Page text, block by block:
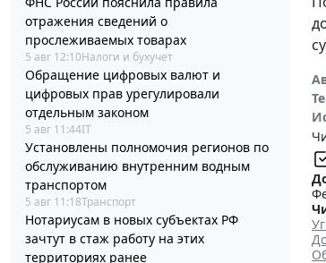
отражения сведений о
прослеживаемых товарах
5 авг 12:10Налоги и бухучет
Обращение цифровых валют и
цифровых прав урегулировали
отдельным законом
5 авг 11:44IT
Установлены полномочия регионов по
обслуживанию внутренним водным
транспортом
5 авг 11:18Транспорт
Нотариусам в новых субъектах РФ
зачтут в стаж работу на этих
территориях ранее